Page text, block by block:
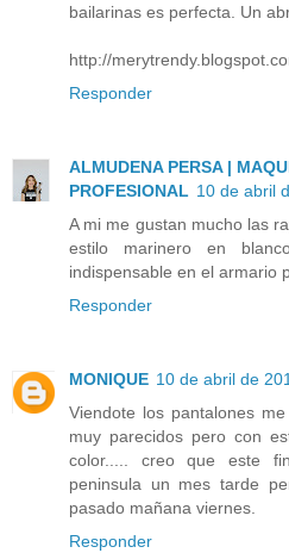
bailarinas es perfecta. Un
http://
Responder
ALMUDENA PERSA |
PROFESIONAL 10 de abril
A mi me gustan mucho las
estilo marinero en
indispensable en el armario
Responder
MONIQUE 10 de abril de
Viendote los pantalones
muy parecidos pero con
color..... creo que este
peninsula un mes tarde
pasado mañana viernes.
Responder